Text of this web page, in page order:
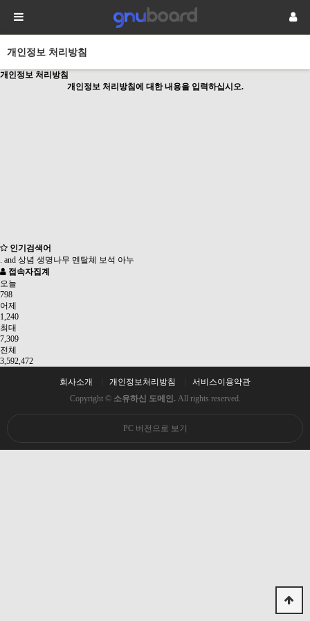
개인정보 처리방침
개인정보 처리방침
개인정보 처리방침에 대한 내용을 입력하십시오.
인기검색어
. and 상념 생명나무 멘탈체 보석 아누
접속자집계
오늘
798
어제
1,240
최대
7,309
전체
3,592,472
회사소개 개인정보처리방침
서비스이용약관
Copyright © 소유하신 도메인. All rights reserved.
PC 버전으로 보기